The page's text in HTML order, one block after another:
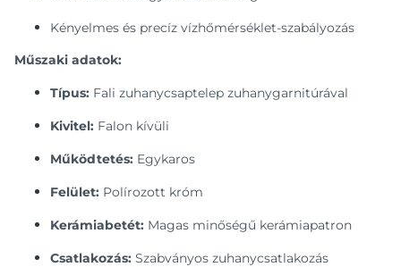
Kényelmes és precíz vízhőmérséklet-szabályozás
Műszaki adatok:
Típus: Fali zuhanycsaptelep zuhanygarnitúrával
Kivitel: Falon kívüli
Működtetés: Egykaros
Felület: Polírozott króm
Kerámiabetét: Magas minőségű kerámiapatron
Csatlakozás: Szabványos zuhanycsatlakozás